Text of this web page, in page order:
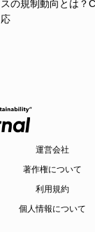
スの規制動向とは？
応
運営会社
著作権について
利用規約
個人情報について